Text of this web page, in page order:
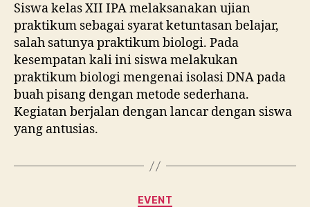
Siswa kelas XII IPA melaksanakan ujian
praktikum sebagai syarat ketuntasan belajar,
salah satunya praktikum biologi. Pada
kesempatan kali ini siswa melakukan
praktikum biologi mengenai isolasi DNA pada
buah pisang dengan metode sederhana.
Kegiatan berjalan dengan lancar dengan siswa
yang antusias.
Kategori
EVENT